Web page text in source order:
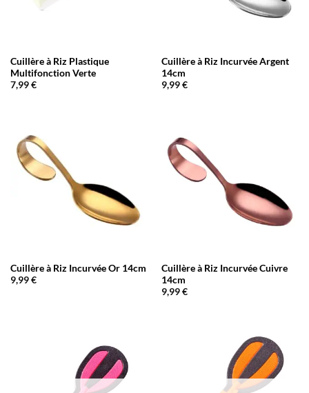
Cuillère à Riz Plastique
Multifonction Verte
7,99€
Cuillère à Riz Incurvée Argent
14cm
9,99€
Cuillère à Riz Incurvée Or 14cm
9,99€
Cuillère à Riz Incurvée Cuivre
14cm
9,99€